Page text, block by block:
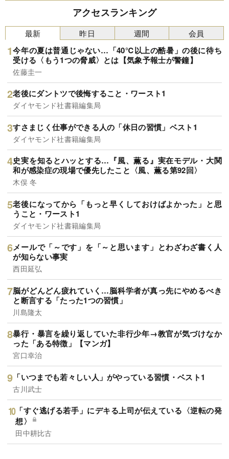
アクセスランキング
最新
今年の夏は普通じゃない…「40℃以上の酷暑」の後に待ち
受ける〈もう1つの脅威〉とは【気象予報士が警鐘】
佐藤圭一
老後にダントツで後悔すること・ワースト1
ダイヤモンド社書籍編集局
すさまじく仕事ができる人の「休日の習慣」ベスト1
ダイヤモンド社書籍編集局
史実を知るとハッとする…『風、薫る』実在モデル・大関
和が感染症の現場で優先したこと〈風、薫る第92回〉
木俣 冬
老後になってから「もっと早くしておけばよかった」と思
うこと・ワースト1
ダイヤモンド社書籍編集局
メールで「～です」を「～と思います」とわざわざ書く人
が知らない事実
西田延弘
脳がどんどん疲れていく…脳科学者が真っ先にやめるべき
と断言する「たった1つの習慣」
川島隆太
暴行・暴言を繰り返していた非行少年→教官が気づけなか
った「ある特徴」【マンガ】
宮口幸治
「いつまでも若々しい人」がやっている習慣・ベスト1
古川武士
「すぐ逃げる若手」にデキる上司が伝えている〈逆転の発
想〉
田中耕比古
昨日 週間 会員